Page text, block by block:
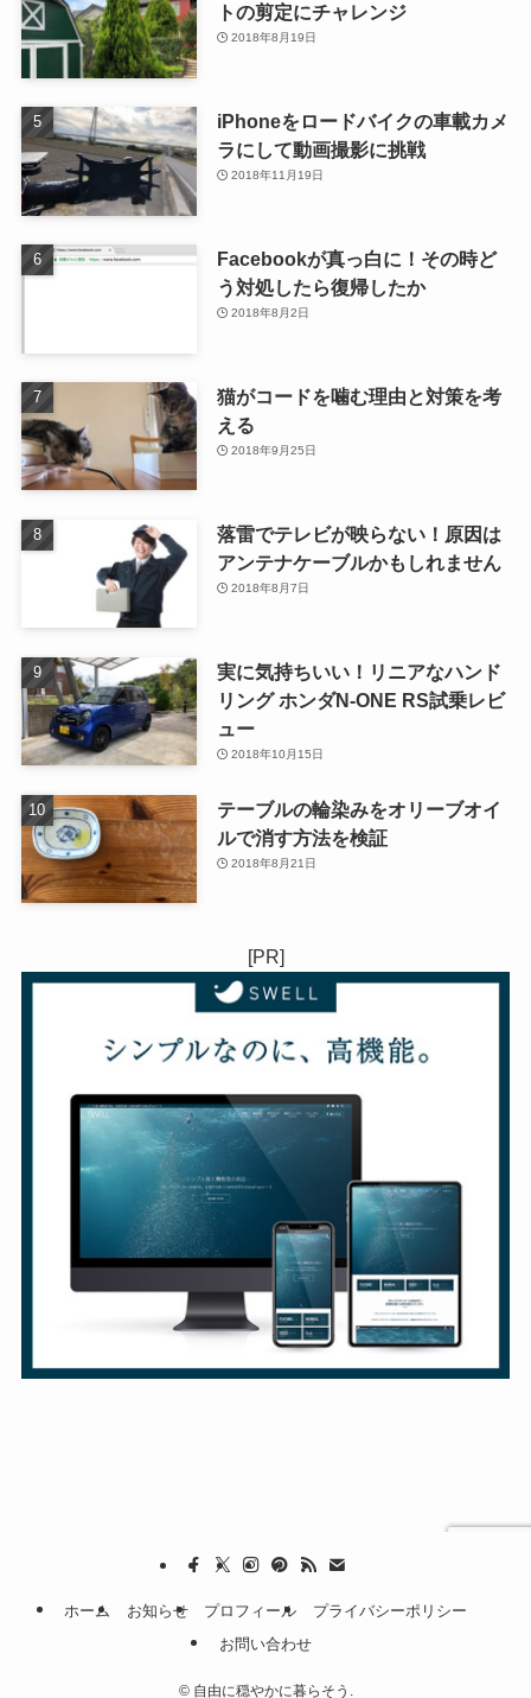
トの剪定にチャレンジ
2018年8月19日
iPhoneをロードバイクの車載カメ
ラにして動画撮影に挑戦
2018年11月19日
Facebookが真っ白に！その時ど
う対処したら復帰したか
2018年8月2日
猫がコードを噛む理由と対策を考
える
2018年9月25日
落雷でテレビが映らない！原因は
アンテナケーブルかもしれません
2018年8月7日
実に気持ちいい！リニアなハンド
リング ホンダN-ONE RS試乗レビ
ュー
2018年10月15日
テーブルの輪染みをオリーブオイ
ルで消す方法を検証
2018年8月21日
[PR]
ホーム お知らせ プロフィール
プライバシーポリシー
お問い合わせ
©自由に穏やかに暮らそう.